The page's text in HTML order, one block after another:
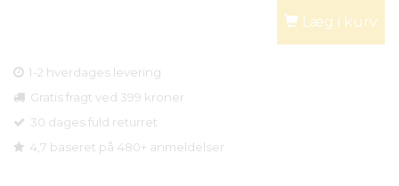
Læg i kurv
1-2 hverdages levering
Gratis fragt ved 399 kroner
30 dages fuld returret
4,7 baseret på 480+ anmeldelser